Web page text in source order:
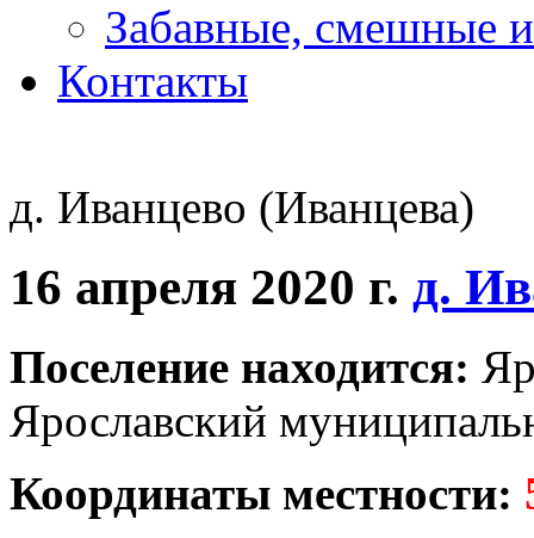
Забавные, смешные
Контакты
д. Иванцево (Иванцева)
16 апреля 2020 г. д.
Поселение находится:
Ярославский
Координаты местности: